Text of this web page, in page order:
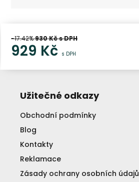
-17.42%930Kč s DPH
929 Kč s DPH
Užitečné odkazy
Obchodní podmínky
Blog
Kontakty
Reklamace
Zásady ochrany osobních údajů